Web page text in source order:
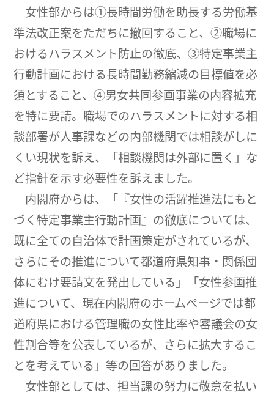
女性部からは①長時間労働を助長する労働基
準法改正案をただちに撤回すること、②職場に
おけるハラスメント防止の徹底、③特定事業主
行動計画における長時間勤務縮減の目標値を必
須とすること、④男女共同参画事業の内容拡充
を特に要請。職場でのハラスメントに対する相
談部署が人事課などの内部機関では相談がしに
くい現状を訴え、「相談機関は外部に置く」な
ど指針を示す必要性を訴えました。
内閣府からは、「『女性の活躍推進法にもと
づく特定事業主行動計画』の徹底については、
既に全ての自治体で計画策定がされているが、
さらにその推進について都道府県知事・関係団
体にむけ要請文を発出している」「女性参画推
進について、現在内閣府のホームページでは都
道府県における管理職の女性比率や審議会の女
性割合等を公表しているが、さらに拡大するこ
とを考えている」等の回答がありました。
女性部としては、担当課の努力に敬意を払い